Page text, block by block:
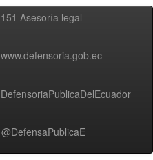
151 Asesoría legal
www.defensoria.gob.ec
DefensoriaPublicaDelEcuador
@DefensaPublicaE